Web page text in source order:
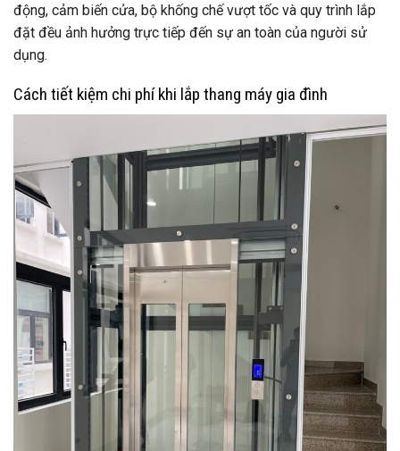
động, cảm biến cửa, bộ khống chế vượt tốc và quy trình lắp
đặt đều ảnh hưởng trực tiếp đến sự an toàn của người sử
dụng.
Cách tiết kiệm chi phí khi lắp thang máy gia đình